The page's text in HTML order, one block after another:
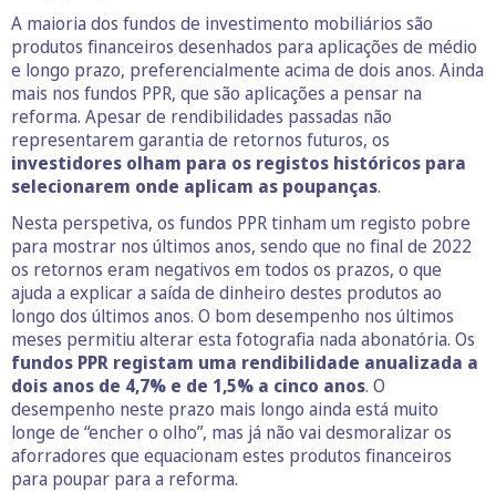
A maioria dos fundos de investimento mobiliários são
produtos financeiros desenhados para aplicações de médio
e longo prazo, preferencialmente acima de dois anos. Ainda
mais nos fundos PPR, que são aplicações a pensar na
reforma. Apesar de rendibilidades passadas não
representarem garantia de retornos futuros, os
investidores olham para os registos históricos para
selecionarem onde aplicam as poupanças.
Nesta perspetiva, os fundos PPR tinham um registo pobre
para mostrar nos últimos anos, sendo que no final de 2022
os retornos eram negativos em todos os prazos, o que
ajuda a explicar a saída de dinheiro destes produtos ao
longo dos últimos anos. O bom desempenho nos últimos
meses permitiu alterar esta fotografia nada abonatória. Os
fundos PPR registam uma rendibilidade anualizada a
dois anos de 4,7% e de 1,5% a cinco anos. O
desempenho neste prazo mais longo ainda está muito
longe de “encher o olho”, mas já não vai desmoralizar os
aforradores que equacionam estes produtos financeiros
para poupar para a reforma.